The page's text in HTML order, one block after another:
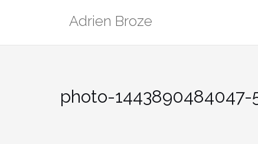
Adrien Broze
photo-1443890484047-